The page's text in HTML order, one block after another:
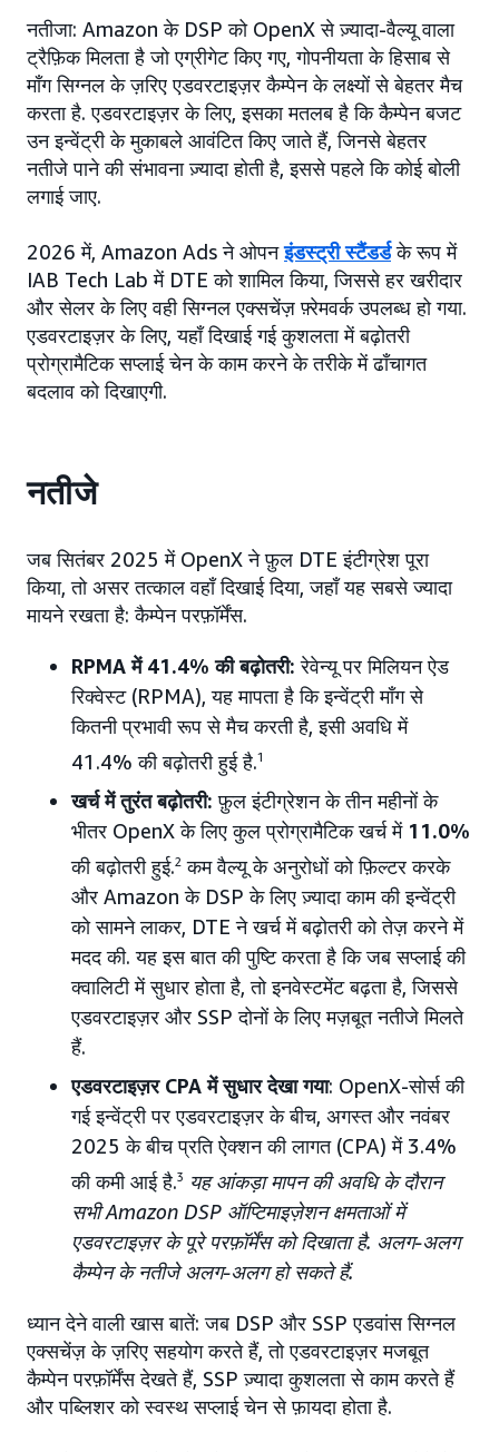
नतीजा: Amazon के DSP को OpenX से ज़्यादा-वैल्यू वाला
ट्रैफ़िक मिलता है जो एग्रीगेट किए गए, गोपनीयता के हिसाब से
माँग सिग्नल के ज़रिए एडवरटाइज़र कैम्पेन के लक्ष्यों से बेहतर मैच
करता है. एडवरटाइज़र के लिए, इसका मतलब है कि कैम्पेन बजट
उन इन्वेंट्री के मुकाबले आवंटित किए जाते हैं, जिनसे बेहतर
नतीजे पाने की संभावना ज़्यादा होती है, इससे पहले कि कोई बोली
लगाई जाए.
2026 में, Amazon Ads ने ओपनइंडस्ट्री स्टैंडर्डके रूप में
IAB Tech Lab में DTE को शामिल किया, जिससे हर खरीदार
और सेलर के लिए वही सिग्नल एक्सचेंज़ फ़्रेमवर्क उपलब्ध हो गया.
एडवरटाइज़र के लिए, यहाँ दिखाई गई कुशलता में बढ़ोतरी
प्रोग्रामैटिक सप्लाई चेन के काम करने के तरीके में ढाँचागत
बदलाव को दिखाएगी.
नतीजे
जब सितंबर 2025 में OpenX ने फ़ुल DTE इंटीग्रेश पूरा
किया, तो असर तत्काल वहाँ दिखाई दिया, जहाँ यह सबसे ज्यादा
मायने रखता है: कैम्पेन परफ़ॉर्मेंस.
RPMA में 41.4% की बढ़ोतरी: रेवेन्यू पर मिलियन ऐड
रिक्वेस्ट (RPMA), यह मापता है कि इन्वेंट्री माँग से
कितनी प्रभावी रूप से मैच करती है, इसी अवधि में
41.4% की बढ़ोतरी हुई है.1
खर्च में तुरंत बढ़ोतरी: फ़ुल इंटीग्रेशन के तीन महीनों के
भीतर OpenX के लिए कुल प्रोग्रामैटिक खर्च में 11.0%
की बढ़ोतरी हुई.2 कम वैल्यू के अनुरोधों को फ़िल्टर करके
और Amazon के DSP के लिए ज़्यादा काम की इन्वेंट्री
को सामने लाकर, DTE ने खर्च में बढ़ोतरी को तेज़ करने में
मदद की. यह इस बात की पुष्टि करता है कि जब सप्लाई की
क्वालिटी में सुधार होता है, तो इनवेस्टमेंट बढ़ता है, जिससे
एडवरटाइज़र और SSP दोनों के लिए मज़बूत नतीजे मिलते
हैं.
एडवरटाइज़र CPA में सुधार देखा गया: OpenX-सोर्स की
गई इन्वेंट्री पर एडवरटाइज़र के बीच, अगस्त और नवंबर
2025 के बीच प्रति ऐक्शन की लागत (CPA) में 3.4%
की कमी आई है.3
यह आंकड़ा मापन की अवधि के दौरान
सभी Amazon DSP ऑप्टिमाइज़ेशन क्षमताओं में
एडवरटाइज़र के पूरे परफ़ॉर्मेंस को दिखाता है. अलग-अलग
कैम्पेन के नतीजे अलग-अलग हो सकते हैं.
ध्यान देने वाली खास बातें: जब DSP और SSP एडवांस सिग्नल
एक्सचेंज़ के ज़रिए सहयोग करते हैं, तो एडवरटाइज़र मजबूत
कैम्पेन परफ़ॉर्मेंस देखते हैं, SSP ज़्यादा कुशलता से काम करते हैं
और पब्लिशर को स्वस्थ सप्लाई चेन से फ़ायदा होता है.